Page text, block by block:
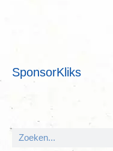
SponsorKliks